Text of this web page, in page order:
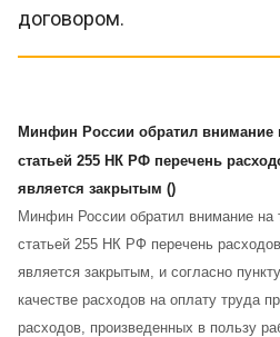
договором.
Минфин России обратил внимание
статьей 255 НК РФ перечень
является закрытым ()
Минфин России обратил внимание на
статьей 255 НК РФ перечень
является закрытым, и согласно
качестве расходов на оплату труда
расходов, произведенных в пользу